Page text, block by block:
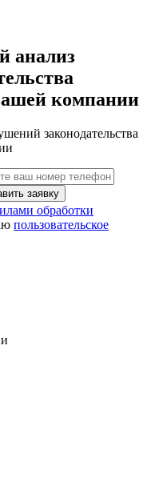
анализ
компании
законодательства
заявку
обработки
пользовательское